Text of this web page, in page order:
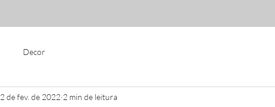
Decor
2 de fev. de 2022 2 min de leitura